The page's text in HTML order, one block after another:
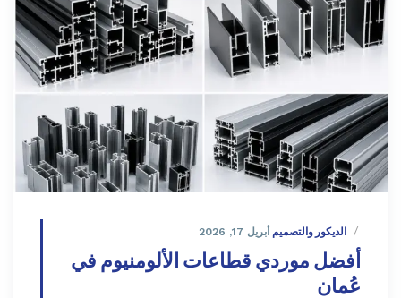
الديكور والتصميم أبريل 17, 2026
أفضل موردي قطاعات الألومنيوم في
عُمان